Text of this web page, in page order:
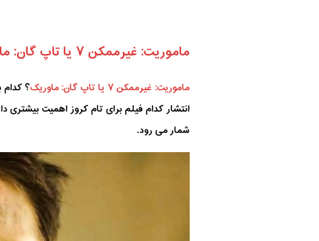
ماموریت: غیرممکن ۷ یا تاپ گان: ماوریک؟
ماموریت: غیرممکن ۷ یا تاپ گان: ماوریک؟ کدام
شمار می رود.